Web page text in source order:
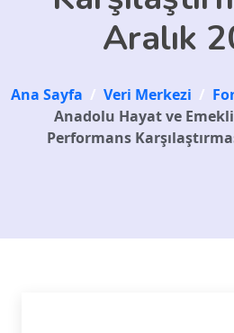
Aralık
Ana Sayfa / Veri Merkezi /
Anadolu Hayat ve
Performans